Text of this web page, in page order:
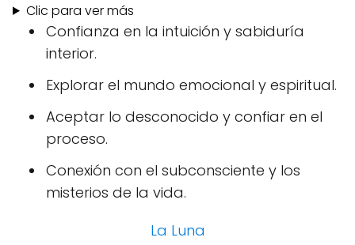
Clic para ver más
Confianza en la intuición y sabiduría
interior.
Explorar el mundo emocional y espiritual.
Aceptar lo desconocido y confiar en el
proceso.
Conexión con el subconsciente y los
misterios de la vida.
La Luna